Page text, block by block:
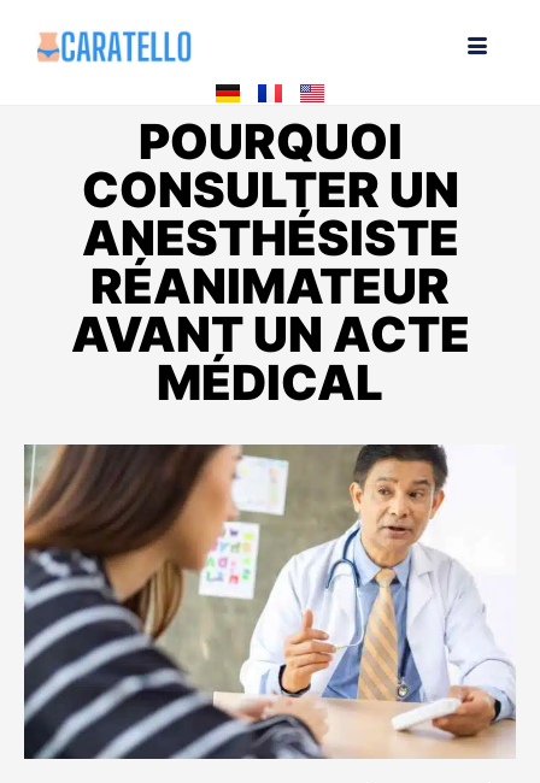
POURQUOI
CONSULTER UN
ANESTHÉSISTE
RÉANIMATEUR
AVANT UN ACTE
MÉDICAL